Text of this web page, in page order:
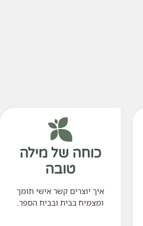
כוחה של מילה
טובה
איך יוצרים קשר אישי תומך
ומצמיח בבית ובבית הספר.